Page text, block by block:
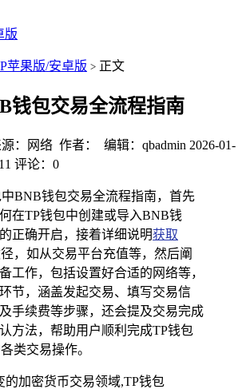
版
苹果版/安卓版 > 正文
钱包交易全流程指南
源：网络 作者： 编辑：qbadmin 2026-01-
评论：0
BNB钱包交易全流程指南，首先
在TP钱包中创建或导入BNB钱
正确开启，接着详细说明获取
，如从交易平台充值等，然后阐
工作，包括设置好合适的网络等，
节，涵盖发起交易、填写交易信
手续费等步骤，还会提及交易完成
方法，帮助用户顺利完成TP钱包
类交易操作。
的加密货币交易领域,TP钱包